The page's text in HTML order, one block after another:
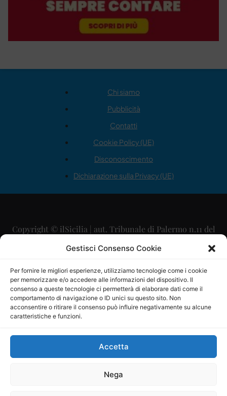
Gestisci Consenso Cookie
Per fornire le migliori esperienze, utilizziamo tecnologie come i cookie
per memorizzare e/o accedere alle informazioni del dispositivo. Il
consenso a queste tecnologie ci permetterà di elaborare dati come il
comportamento di navigazione o ID unici su questo sito. Non
acconsentire o ritirare il consenso può influire negativamente su alcune
caratteristiche e funzioni.
Accetta
Nega
Chi siamo
Pubblicità
Contatti
Cookie Policy (UE)
Disconoscimento
Dichiarazione sulla Privacy (UE)
Copyright © ilSicilia | aut. Tribunale di Palermo n.11 del
29/09/2015
Direttore Editoriale: Maurizio Scaglione
Direttore Responsabile: Maria Calabrese
P.IVA: 06334930820
Mercurio Comunicazione Società Cooperativa a r.l. è
iscritta al Registro degli Operatori di Comunicazione al